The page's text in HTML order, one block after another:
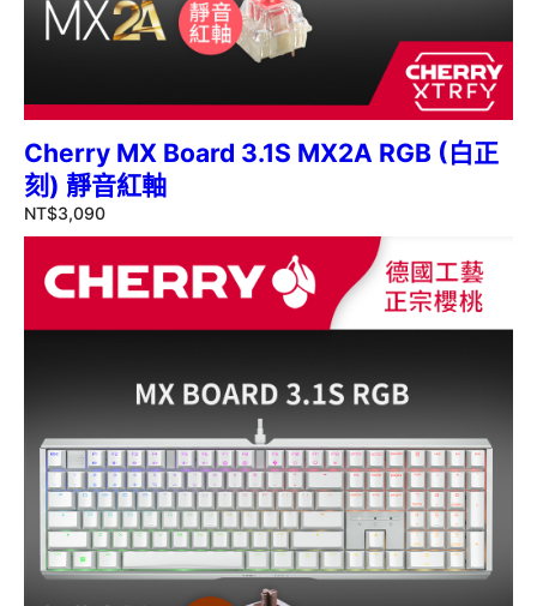
Cherry MX Board 3.1S MX2A RGB (白正
刻) 靜音紅軸
NT$3,090